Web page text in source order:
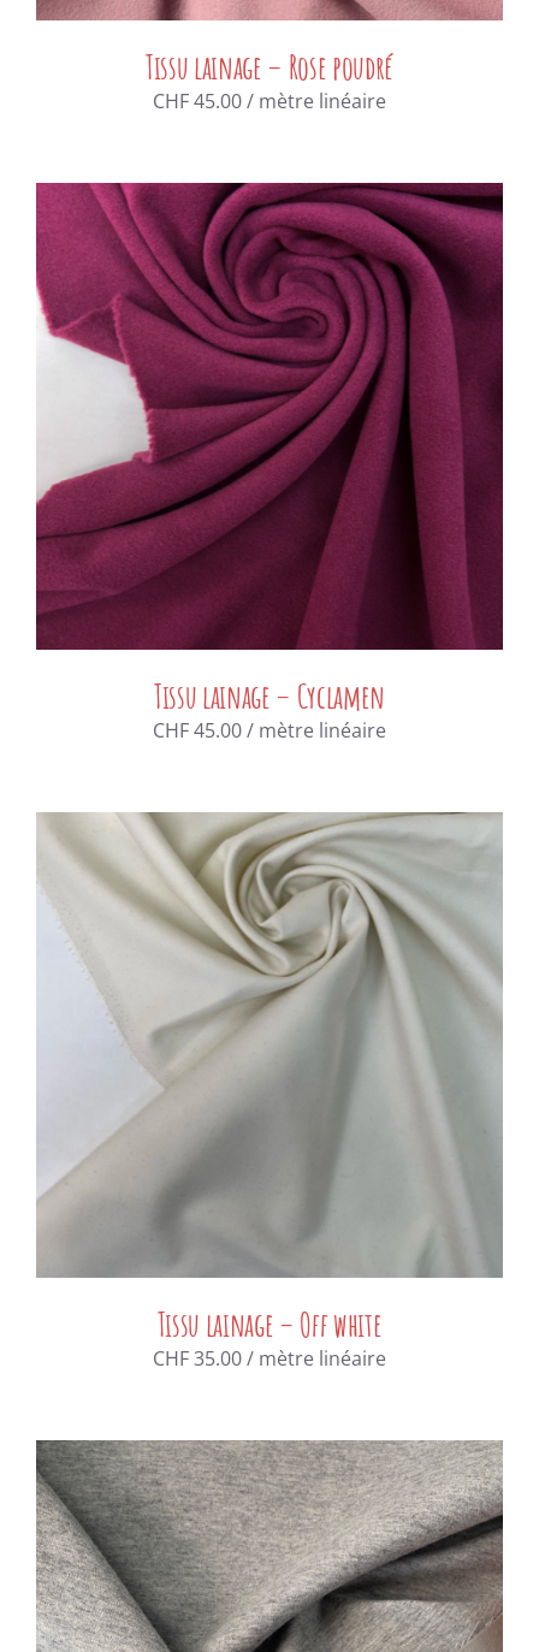
Tissu lainage – Rose poudré
CHF45.00/ mètre linéaire
Tissu lainage – Cyclamen
CHF45.00/ mètre linéaire
Tissu lainage – Off white
CHF35.00/ mètre linéaire